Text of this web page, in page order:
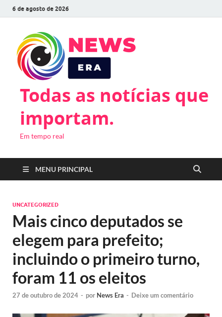
6 de agosto de 2026
Todas as notícias que
importam.
Em tempo real
MENU PRINCIPAL
UNCATEGORIZED
Mais cinco deputados se
elegem para prefeito;
incluindo o primeiro turno,
foram 11 os eleitos
27 de outubro de 2024 - por News Era - Deixe um comentário